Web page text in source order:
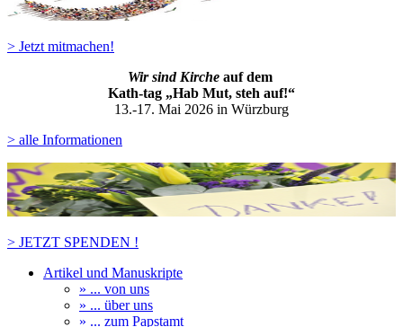
> Jetzt mitmachen!
Wir sind Kirche auf dem
Kath-tag „Hab Mut, steh auf!“
13.-17. Mai 2026 in Würzburg
> alle Informationen
> JETZT SPENDEN !
Artikel und Manuskripte
» ... von uns
» ... über uns
» ... zum Papstamt